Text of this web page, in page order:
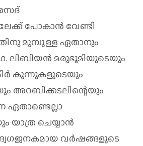
പോകാന്‍ വേണ്ടി
മുമ്പുള്ള ഏതാനും
ലിബിയന്‍ മരുഭൂമിയുടെയും
കുന്നുകളുടെയും
അറബിക്കടലിന്റെയും
ഏതാണ്ടെല്ലാ
യാത്ര ചെയ്യാന്‍
വര്‍ഷങ്ങളുടെ